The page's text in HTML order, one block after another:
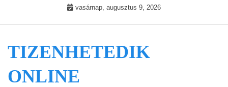
vasárnap, augusztus 9, 2026
TIZENHETEDIK
ONLINE